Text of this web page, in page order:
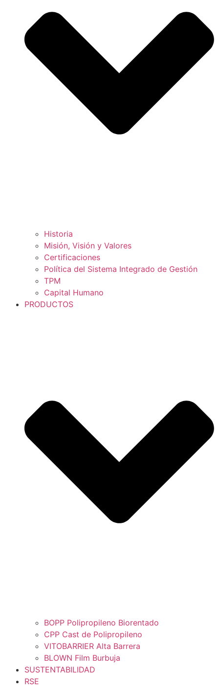
Historia
Misión, Visión y Valores
Certificaciones
Política del Sistema Integrado de Gestión
TPM
Capital Humano
PRODUCTOS
BOPP Polipropileno Biorentado
CPP Cast de Polipropileno
VITOBARRIER Alta Barrera
BLOWN Film Burbuja
SUSTENTABILIDAD
RSE